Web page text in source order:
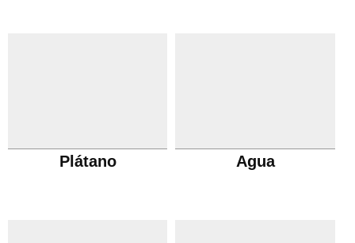
Plátano Agua